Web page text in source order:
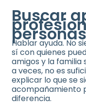
Buscar
Hablar ayuda. No
sí con quienes
amigos y la familia
a veces, no es
explicar lo que se
acompañamiento
diferencia.